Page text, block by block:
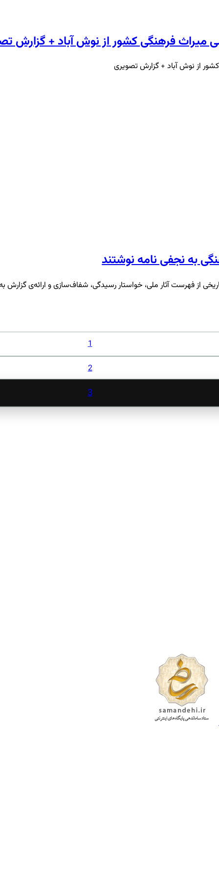
میراث فرهنگی کشور از نوش آباد + گزارش
از نوش آباد + گزارش تصویری
به نجفی نامه نوشتند
از فهرست آثار ملی، خواستار رسیدگی، شفاف‌سازی و ارائه‌ی گزارش
1
2
3